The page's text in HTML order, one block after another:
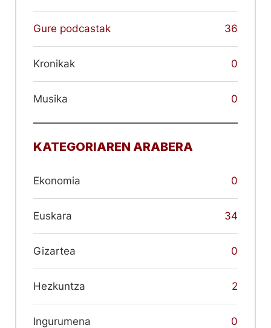
Gure podcastak 36
Kronikak 0
Musika 0
KATEGORIAREN ARABERA
Ekonomia 0
Euskara 34
Gizartea 0
Hezkuntza 2
Ingurumena 0